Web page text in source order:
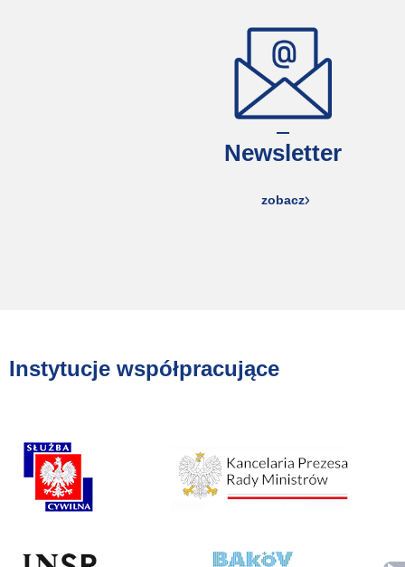
Newsletter
zobacz
Instytucje współpracujące